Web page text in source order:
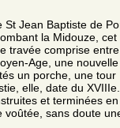
Jean Baptiste de
la Midouze, cet
travée comprise
Age, une
un porche, une tour
elle, date du
et terminées
voûtée, sans doute